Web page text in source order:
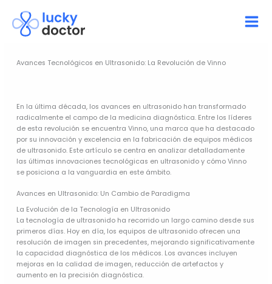
contenido
Avances Tecnológicos en Ultrasonido: La Revolución de Vinno
En la última década, los avances en ultrasonido han transformado
radicalmente el campo de la medicina diagnóstica. Entre los líderes
de esta revolución se encuentra Vinno, una marca que ha destacado
por su innovación y excelencia en la fabricación de equipos médicos
de ultrasonido. Este artículo se centra en analizar detalladamente
las últimas innovaciones tecnológicas en ultrasonido y cómo Vinno
se posiciona a la vanguardia en este ámbito.
Avances en Ultrasonido: Un Cambio de Paradigma
La Evolución de la Tecnología en Ultrasonido
La tecnología de ultrasonido ha recorrido un largo camino desde sus
primeros días. Hoy en día, los equipos de ultrasonido ofrecen una
resolución de imagen sin precedentes, mejorando significativamente
la capacidad diagnóstica de los médicos. Los avances incluyen
mejoras en la calidad de imagen, reducción de artefactos y
aumento en la precisión diagnóstica.